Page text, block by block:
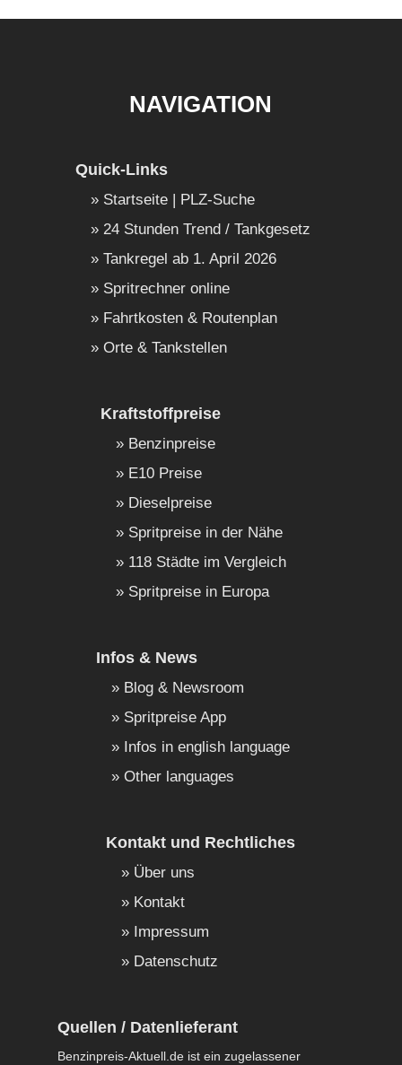
NAVIGATION
Quick-Links
Startseite | PLZ-Suche
24 Stunden Trend / Tankgesetz
Tankregel ab 1. April 2026
Spritrechner online
Fahrtkosten & Routenplan
Orte & Tankstellen
Kraftstoffpreise
Benzinpreise
E10 Preise
Dieselpreise
Spritpreise in der Nähe
118 Städte im Vergleich
Spritpreise in Europa
Infos & News
Blog & Newsroom
Spritpreise App
Infos in english language
Other languages
Kontakt und Rechtliches
Über uns
Kontakt
Impressum
Datenschutz
Quellen / Datenlieferant
Benzinpreis-Aktuell.de ist ein zugelassener